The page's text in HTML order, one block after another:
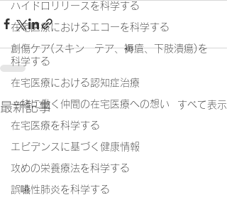
ハイドロリリースを科学する
在宅医療におけるエコーを科学する
創傷ケア(スキン テア、褥瘡、下肢潰瘍)を
科学する
在宅医療における認知症治療
一緒に働く仲間の在宅医療への想い
在宅医療を科学する
エビデンスに基づく健康情報
攻めの栄養療法を科学する
誤嚥性肺炎を科学する
最新記事 すべて表示